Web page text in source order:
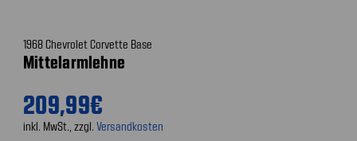
1968 Chevrolet Corvette Base
Mittelarmlehne
209,99€
inkl. MwSt., zzgl. Versandkosten